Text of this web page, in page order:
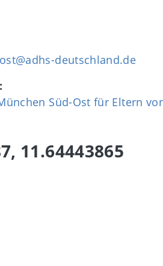
deutschland.de
Süd-Ost für Eltern
11.64443865